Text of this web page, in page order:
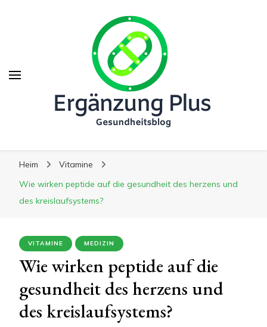
Ergänzung Plus
Heim
Vitamine
Wie wirken peptide auf die gesundheit des herzens und
des kreislaufsystems?
VITAMINE MEDIZIN
Wie wirken peptide auf die
gesundheit des herzens und
des kreislaufsystems?